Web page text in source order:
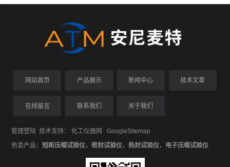
网站首页 产品展示 新闻中心 技术文章
在线留言 联系我们 关于我们
管理登陆 技术支持：化工仪器网
GoogleSitemap
热卖产品：短距压缩试验仪，密封试验仪，热封试验仪， 电子压缩试验仪